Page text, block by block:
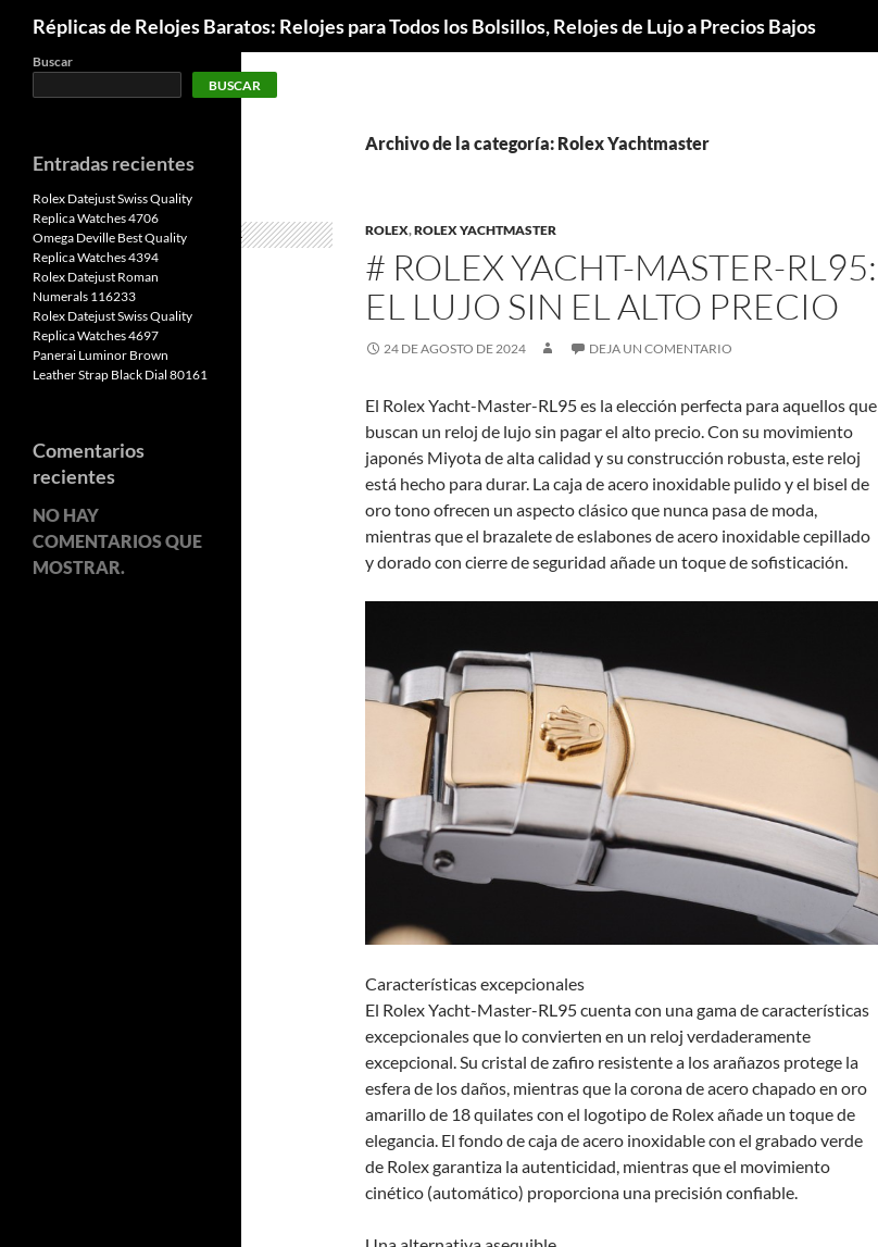
Réplicas de Relojes Baratos: Relojes para Todos los Bolsillos, Relojes de Lujo a Precios Bajos
Archivo de la categoría: Rolex Yachtmaster
ROLEX,ROLEX YACHTMASTER
# ROLEX YACHT-MASTER-RL95:
EL LUJO SIN EL ALTO PRECIO
24 DE AGOSTO DE 2024 DEJA UN COMENTARIO
El Rolex Yacht-Master-RL95 es la elección perfecta para aquellos que
buscan un reloj de lujo sin pagar el alto precio. Con su movimiento
japonés Miyota de alta calidad y su construcción robusta, este reloj
está hecho para durar. La caja de acero inoxidable pulido y el bisel de
oro tono ofrecen un aspecto clásico que nunca pasa de moda,
mientras que el brazalete de eslabones de acero inoxidable cepillado
y dorado con cierre de seguridad añade un toque de sofisticación.
Características excepcionales
El Rolex Yacht-Master-RL95 cuenta con una gama de características
excepcionales que lo convierten en un reloj verdaderamente
excepcional. Su cristal de zafiro resistente a los arañazos protege la
esfera de los daños, mientras que la corona de acero chapado en oro
amarillo de 18 quilates con el logotipo de Rolex añade un toque de
elegancia. El fondo de caja de acero inoxidable con el grabado verde
de Rolex garantiza la autenticidad, mientras que el movimiento
cinético (automático) proporciona una precisión confiable.
Buscar
BUSCAR
Entradas recientes
Rolex Datejust Swiss Quality
Replica Watches 4706
Omega Deville Best Quality
Replica Watches 4394
Rolex Datejust Roman
Numerals 116233
Rolex Datejust Swiss Quality
Replica Watches 4697
Panerai Luminor Brown
Leather Strap Black Dial 80161
Comentarios
recientes
NO HAY
COMENTARIOS QUE
MOSTRAR.